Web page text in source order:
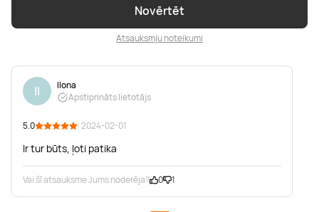
Novērtēt
Atsauksmju noteikumi
Il
Ilona
Apstiprināts lietotājs
5.0 · 2024-02-01
Ir tur būts, ļoti patika
Vai šī atsauksme Jums noderēja? 0 1